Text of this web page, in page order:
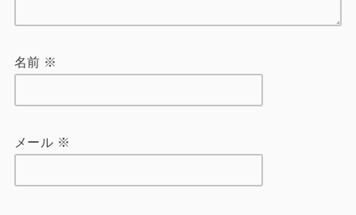
名前 ※
メール ※